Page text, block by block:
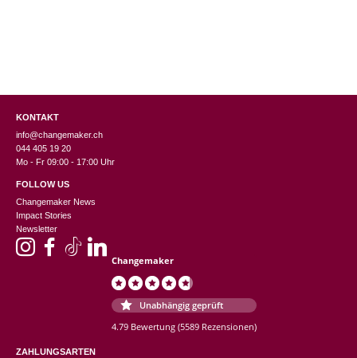
KONTAKT
info@changemaker.ch
044 405 19 20
Mo - Fr 09:00 - 17:00 Uhr
FOLLOW US
Changemaker News
Impact Stories
Newsletter
Changemaker
Unabhängig geprüft
4.79 Bewertung (5589 Rezensionen)
ZAHLUNGSARTEN